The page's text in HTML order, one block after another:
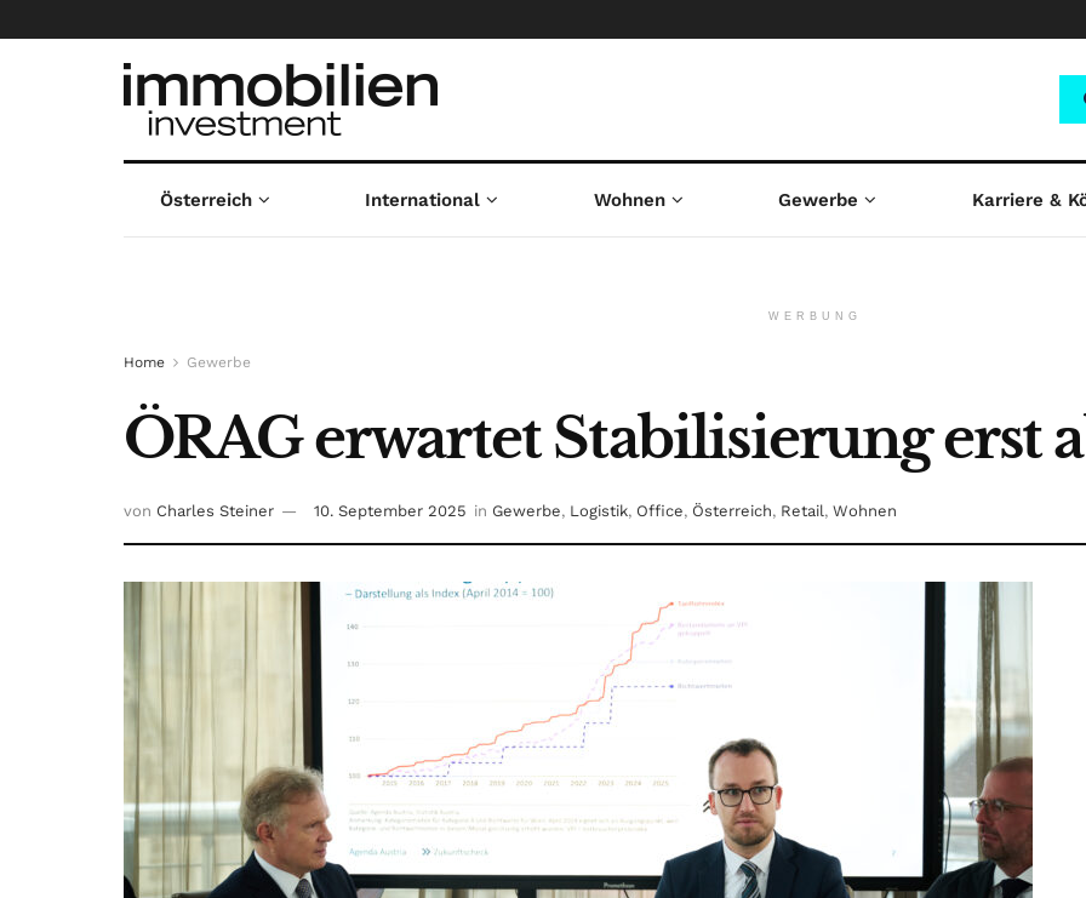
Österreich International Wohnen Gewerbe Karriere &
WERBUNG
Home Gewerbe
ÖRAG erwartet Stabilisierung erst
von Charles Steiner 10. September 2025 in Gewerbe, Logistik, Office, Österreich, Retail, Wohnen